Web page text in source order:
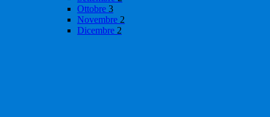
Ottobre 3
Novembre 2
Dicembre 2